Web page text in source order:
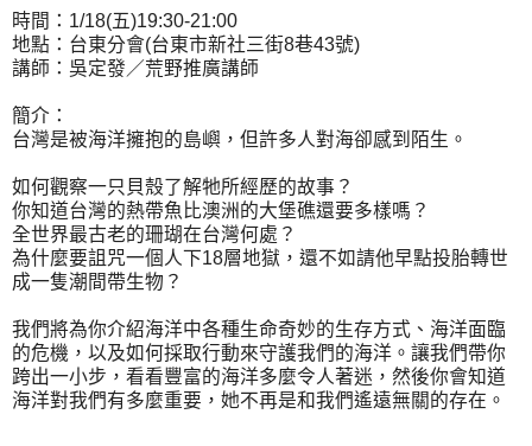
時間：1/18(五)19:30-21:00
地點：台東分會(台東市新社三街8巷43號)
講師：吳定發／荒野推廣講師
簡介：
台灣是被海洋擁抱的島嶼，但許多人對海卻感到陌生。
如何觀察一只貝殼了解牠所經歷的故事？
你知道台灣的熱帶魚比澳洲的大堡礁還要多樣嗎？
全世界最古老的珊瑚在台灣何處？
為什麼要詛咒一個人下18層地獄，還不如請他早點投胎轉世
成一隻潮間帶生物？
我們將為你介紹海洋中各種生命奇妙的生存方式、海洋面臨
的危機，以及如何採取行動來守護我們的海洋。讓我們帶你
跨出一小步，看看豐富的海洋多麼令人著迷，然後你會知道
海洋對我們有多麼重要，她不再是和我們遙遠無關的存在。